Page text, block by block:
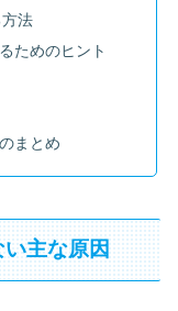
法
ためのヒント
まとめ
主な原因